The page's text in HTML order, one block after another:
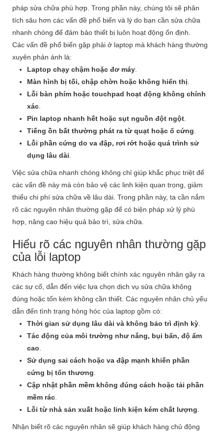
pháp sửa chữa phù hợp. Trong phần này, chúng tôi sẽ phân
tích sâu hơn các vấn đề phổ biến và lý do bạn cần sửa chữa
nhanh chóng để đảm bảo thiết bị luôn hoạt động ổn định.
Các vấn đề phổ biến gặp phải ở laptop mà khách hàng thường
xuyên phản ánh là:
Laptop chạy chậm hoặc đơ máy
Màn hình bị tối, chập chờn hoặc không hiển thị
Lỗi bàn phím hoặc touchpad hoạt động không chính
xác
Pin laptop nhanh hết hoặc sụt nguồn đột ngột
Tiếng ồn bất thường phát ra từ quạt hoặc ổ cứng
Lỗi phần cứng do va đập, rơi rớt hoặc quá trình sử
dụng lâu dài
Việc sửa chữa nhanh chóng không chỉ giúp khắc phục triệt để
các vấn đề này mà còn bảo vệ các linh kiện quan trọng, giảm
thiểu chi phí sửa chữa về lâu dài. Trong phần này, ta cần nắm
rõ các nguyên nhân thường gặp để có biện pháp xử lý phù
hợp, nâng cao hiệu quả bảo trì, sửa chữa.
Hiểu rõ các nguyên nhân thường gặp
của lỗi laptop
Khách hàng thường không biết chính xác nguyên nhân gây ra
các sự cố, dẫn đến việc lựa chọn dịch vụ sửa chữa không
đúng hoặc tốn kém không cần thiết. Các nguyên nhân chủ yếu
dẫn đến tình trạng hỏng hóc của laptop gồm có:
Thời gian sử dụng lâu dài và không bảo trì định kỳ
Tác động của môi trường như nắng, bụi bẩn, độ ẩm
cao
Sử dụng sai cách hoặc va đập mạnh khiến phần
cứng bị tổn thương
Cập nhật phần mềm không đúng cách hoặc tải phần
mềm rác
Lỗi từ nhà sản xuất hoặc linh kiện kém chất lượng
Nhận biết rõ các nguyên nhân sẽ giúp khách hàng chủ động